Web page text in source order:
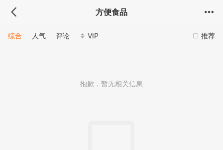
方便食品
推荐
综合 人气 评论 VIP
抱歉，暂无相关信息